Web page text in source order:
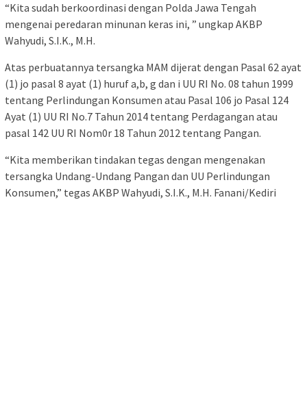
“Kita sudah berkoordinasi dengan Polda Jawa Tengah
mengenai peredaran minunan keras ini, ” ungkap AKBP
Wahyudi, S.I.K., M.H.
Atas perbuatannya tersangka MAM dijerat dengan Pasal 62 ayat
(1) jo pasal 8 ayat (1) huruf a,b, g dan i UU RI No. 08 tahun 1999
tentang Perlindungan Konsumen atau Pasal 106 jo Pasal 124
Ayat (1) UU RI No.7 Tahun 2014 tentang Perdagangan atau
pasal 142 UU RI Nom0r 18 Tahun 2012 tentang Pangan.
“Kita memberikan tindakan tegas dengan mengenakan
tersangka Undang-Undang Pangan dan UU Perlindungan
Konsumen,” tegas AKBP Wahyudi, S.I.K., M.H. Fanani/Kediri